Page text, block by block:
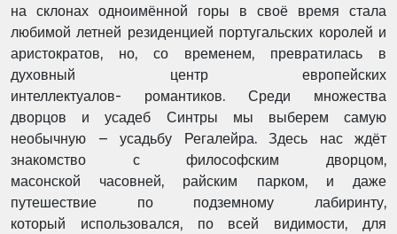
на склонах одноимённой горы в своё время стала
любимой летней резиденцией португальских королей и
аристократов, но, со временем, превратилась в
духовный центр европейских
интеллектуалов- романтиков. Среди множества
дворцов и усадеб Синтры мы выберем самую
необычную – усадьбу Регалейра. Здесь нас ждёт
знакомство с философским дворцом,
масонской часовней, райским парком, и даже
путешествие по подземному лабиринту,
который использовался, по всей видимости, для